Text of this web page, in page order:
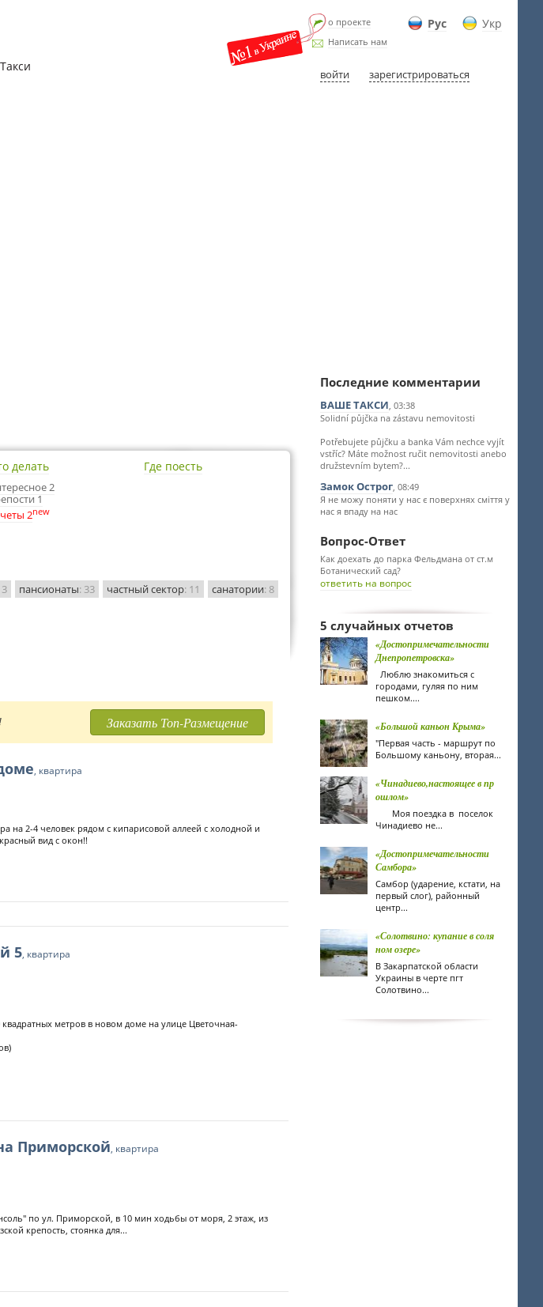
Рус Укр
о проекте
Написать нам
войти зарегистрироваться
Такси
делать
2
1
2new
Где поесть
3 пансионаты: 33 частный сектор: 11 санатории: 8
Заказать Топ-Размещение
, квартира
на 2-4 человек рядом с кипарисовой аллеей с холодной и
вид с окон!!
5, квартира
метров в новом доме на улице Цветочная-
Приморской, квартира
по ул. Приморской, в 10 мин ходьбы от моря, 2 этаж, из
крепость, стоянка для...
Последние комментарии
ВАШЕ ТАКСИ, 03:38
Solidní půjčka na zástavu nemovitosti
Potřebujete půjčku a banka Vám nechce vyjít
vstříc? Máte možnost ručit nemovitosti anebo
družstevním bytem?...
Замок Острог, 08:49
Я не можу поняти у нас є поверхнях сміття у
нас я впаду на нас
Вопрос-Ответ
Как доехать до парка Фельдмана от ст.м
Ботанический сад?
ответить на вопрос
5 случайных отчетов
«Достопримечательности
Днепропетровска»
Люблю знакомиться с
городами, гуляя по ним
пешком....
«Большой каньон Крыма»
"Первая часть - маршрут по
Большому каньону, вторая...
«Чинадиево,настоящее в пр
ошлом»
Моя поездка в поселок
Чинадиево не...
«Достопримечательности
Самбора»
Самбор (ударение, кстати, на
первый слог), районный
центр...
«Солотвино: купание в соля
ном озере»
В Закарпатской области
Украины в черте пгт
Солотвино...